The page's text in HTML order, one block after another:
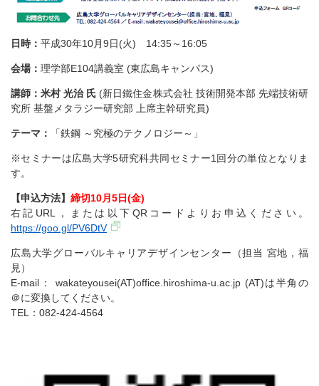
日時： 平成30年10月9日(火) 14:35～16:05
会場： 理学部E104講義室 (東広島キャンパス)
講師：米村 光治 氏 (新日鐵住金株式会社 技術開発本部 先端技術研
究所 基盤メタラジー研究部 上席主幹研究員)
テーマ： 「鉄鋼 ～究極のテクノロジー～」
※セミナーは広島大学5研究科共同セミナー1回分の単位となりま
す。
【申込方法】 締切10月5日(金)
右記URL，または以下QRコードよりお申込ください。
https://goo.gl/PV6DtV
広島大学グローバルキャリアデザインセンター（担当 宮地，福
見）
E-mail： wakateyousei(AT)office.hiroshima-u.ac.jp (AT)は半角の
＠に変換してください。
TEL：082-424-4564